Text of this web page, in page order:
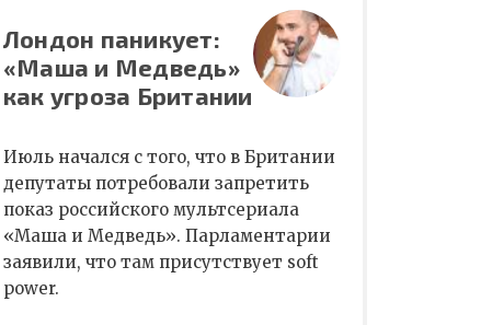
Лондон паникует:
«Маша и Медведь»
как угроза Британии
Июль начался с того, что в Британии
депутаты потребовали запретить
показ российского мультсериала
«Маша и Медведь». Парламентарии
заявили, что там присутствует soft
power.